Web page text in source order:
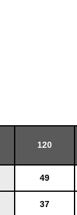
120
49
37